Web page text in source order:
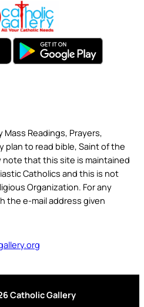
Mass Readings, Prayers,
plan to read bible, Saint of the
note that this site is maintained
Catholics and this is not
Organization. For any
the e-mail address given
Catholic Gallery